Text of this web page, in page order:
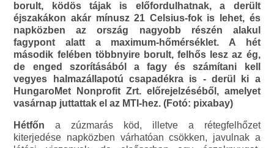
borult, ködös tájak is előfordulhatnak, a derült
éjszakákon akár mínusz 21 Celsius-fok is lehet, és
napközben az ország nagyobb részén alakul
fagypont alatt a maximum-hőmérséklet. A hét
második felében többnyire borult, felhős lesz az ég,
de enged szorításából a fagy és számítani kell
vegyes halmazállapotú csapadékra is - derül ki a
HungaroMet Nonprofit Zrt. előrejelzéséből, amelyet
vasárnap juttattak el az MTI-hez. (Fotó: pixabay)
Hétfőn a zúzmarás köd, illetve a rétegfelhőzet
kiterjedése napközben várhatóan csökken, javulnak a